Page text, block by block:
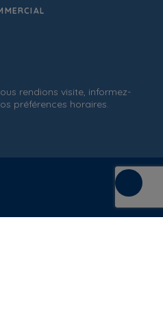
rendions visite, informez-
préférences horaires.